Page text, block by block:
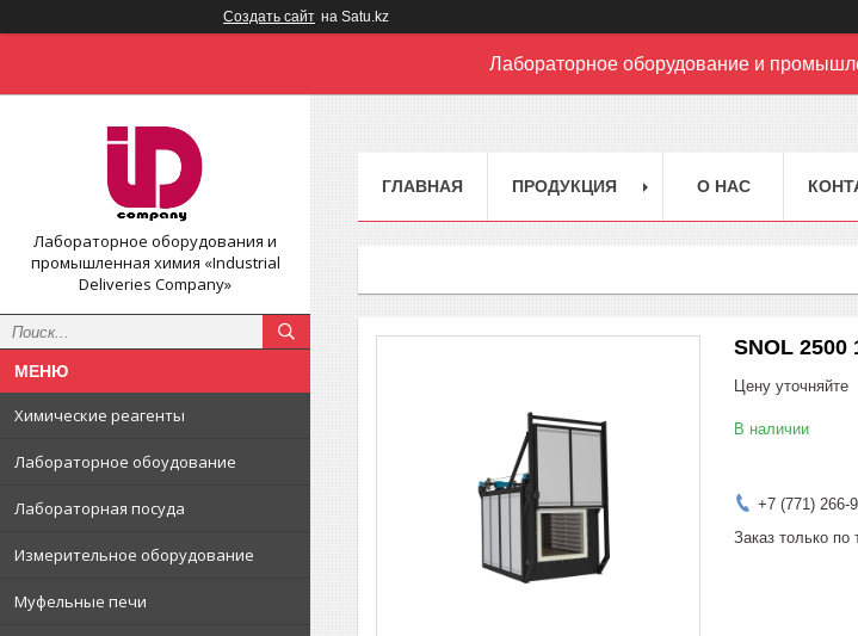
Создать сайт на Satu.kz
Лабораторное оборудование и
Лабораторное оборудования и
промышленная химия «Industrial
Deliveries Company»
Химические реагенты
Лабораторное обоудование
Лабораторная посуда
Измерительное оборудование
Муфельные печи
ГЛАВНАЯ ПРОДУКЦИЯ О НАС
SNOL 2500
Цену уточняйте
В наличии
+7 (771) 266-
Заказ только по